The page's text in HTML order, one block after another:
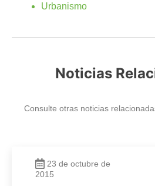
Urbanismo
Noticias
Consulte otras noticias
23 de octubre de
2015